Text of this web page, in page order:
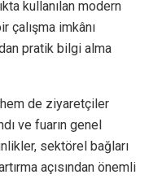
kullanılan modern
çalışma imkânı
pratik bilgi alma
hem de ziyaretçiler
ve fuarın genel
sektörel bağları
açısından önemli